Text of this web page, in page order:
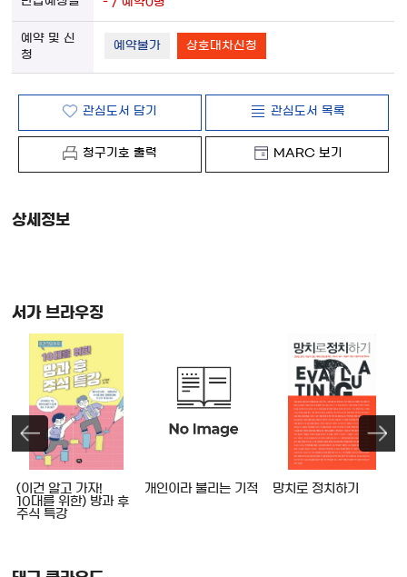
예약불가 상호대차신청
관심도서 담기 관심도서 목록
청구기호 출력 MARC 보기
상세정보
서가 브라우징
(이건 알고 가자!
10대를 위한) 방과 후
주식 특강
개인이라 불리는 기적 망치로 정치하기